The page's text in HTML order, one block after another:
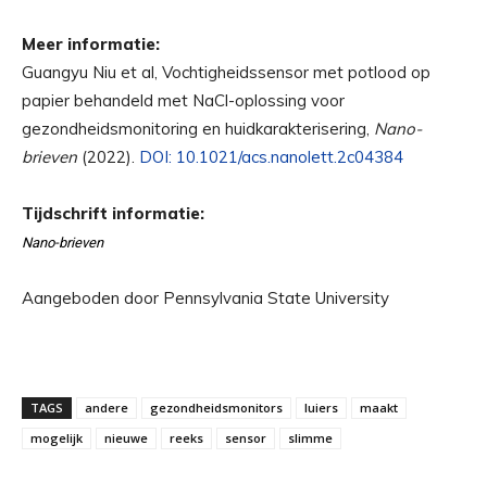
Meer informatie:
Guangyu Niu et al, Vochtigheidssensor met potlood op
papier behandeld met NaCl-oplossing voor
gezondheidsmonitoring en huidkarakterisering, Nano-
brieven (2022). DOI: 10.1021/acs.nanolett.2c04384
Tijdschrift informatie:
Nano-brieven
Aangeboden door Pennsylvania State University
TAGS andere gezondheidsmonitors luiers
maakt
mogelijk
nieuwe reeks sensor slimme